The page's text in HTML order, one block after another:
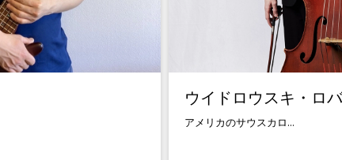
ウイドロウスキ・ロ
アメリカのサウスカロ...